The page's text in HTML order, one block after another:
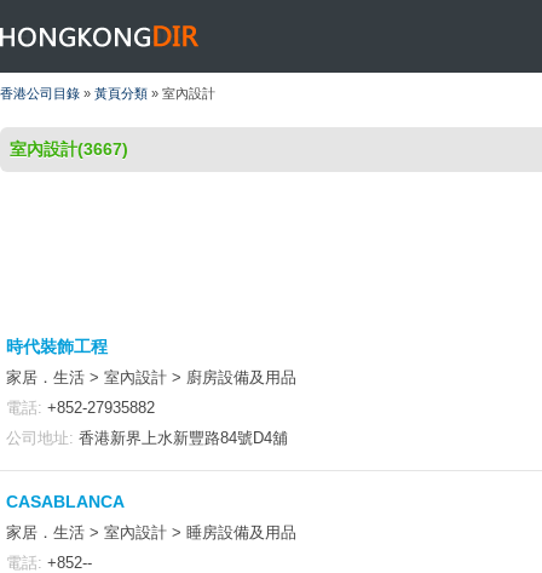
HONGKONGDIR
香港公司目錄 » 黃頁分類 » 室內設計
室內設計(3667)
時代裝飾工程
家居．生活 > 室內設計 > 廚房設備及用品
電話: +852-27935882
公司地址: 香港新界上水新豐路84號D4舖
CASABLANCA
家居．生活 > 室內設計 > 睡房設備及用品
電話: +852--